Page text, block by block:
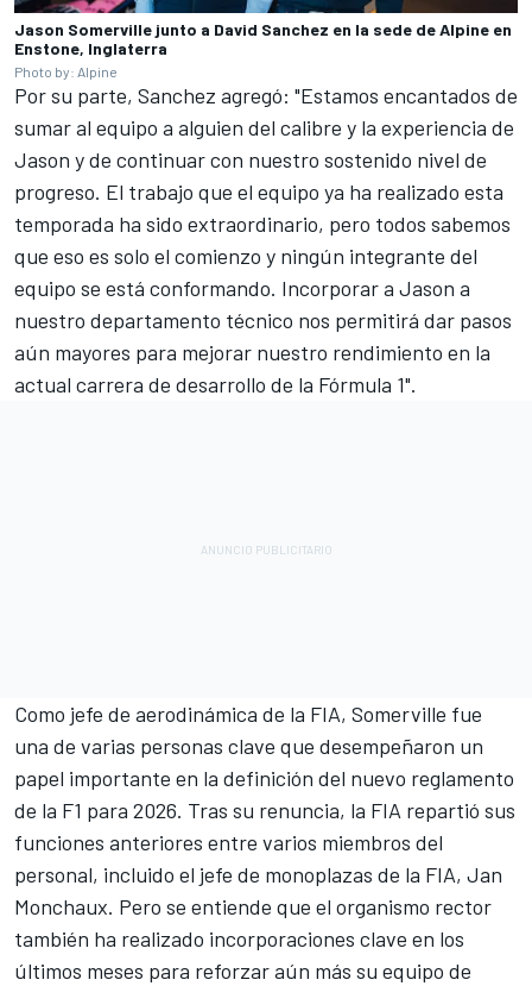
Jason Somerville junto a David Sanchez en la sede de Alpine en
Enstone, Inglaterra
Photo by: Alpine
Por su parte, Sanchez agregó: "Estamos encantados de
sumar al equipo a alguien del calibre y la experiencia de
Jason y de continuar con nuestro sostenido nivel de
progreso. El trabajo que el equipo ya ha realizado esta
temporada ha sido extraordinario, pero todos sabemos
que eso es solo el comienzo y ningún integrante del
equipo se está conformando. Incorporar a Jason a
nuestro departamento técnico nos permitirá dar pasos
aún mayores para mejorar nuestro rendimiento en la
actual carrera de desarrollo de la Fórmula 1".
Como jefe de aerodinámica de la FIA, Somerville fue
una de varias personas clave que desempeñaron un
papel importante en la definición del nuevo reglamento
de la F1 para 2026. Tras su renuncia, la FIA repartió sus
funciones anteriores entre varios miembros del
personal, incluido el jefe de monoplazas de la FIA, Jan
Monchaux. Pero se entiende que el organismo rector
también ha realizado incorporaciones clave en los
últimos meses para reforzar aún más su equipo de